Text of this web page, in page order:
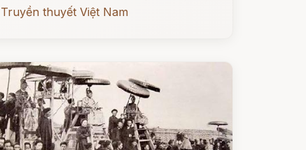
Truyền thuyết Việt Nam